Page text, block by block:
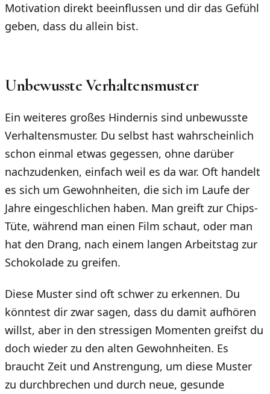
Motivation direkt beeinflussen und dir das Gefühl
geben, dass du allein bist.
Unbewusste Verhaltensmuster
Ein weiteres großes Hindernis sind unbewusste
Verhaltensmuster. Du selbst hast wahrscheinlich
schon einmal etwas gegessen, ohne darüber
nachzudenken, einfach weil es da war. Oft handelt
es sich um Gewohnheiten, die sich im Laufe der
Jahre eingeschlichen haben. Man greift zur Chips-
Tüte, während man einen Film schaut, oder man
hat den Drang, nach einem langen Arbeitstag zur
Schokolade zu greifen.
Diese Muster sind oft schwer zu erkennen. Du
könntest dir zwar sagen, dass du damit aufhören
willst, aber in den stressigen Momenten greifst du
doch wieder zu den alten Gewohnheiten. Es
braucht Zeit und Anstrengung, um diese Muster
zu durchbrechen und durch neue, gesunde